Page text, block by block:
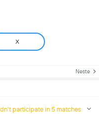
X
Neste
participate in 5 matches